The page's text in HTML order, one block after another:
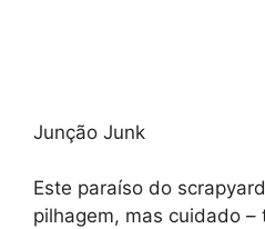
Junção Junk
Este paraíso do
pilhagem, mas cuidado